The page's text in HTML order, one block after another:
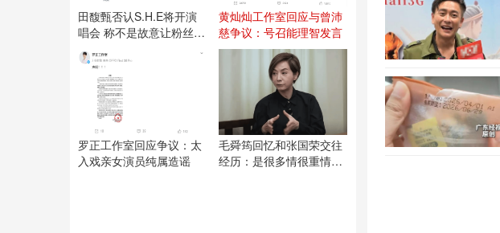
田馥甄否认S.H.E将开演
唱会 称不是故意让粉丝失
望
黄灿灿工作室回应与曾沛
慈争议：号召能理智发言
罗正工作室回应争议：太
入戏亲女演员纯属造谣
毛舜筠回忆和张国荣交往
经历：是很多情很重情的